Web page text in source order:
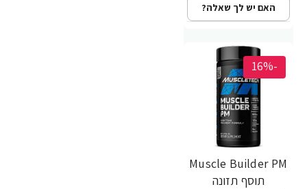
האם יש לך שאלה?
-16%
Muscle Builder PM
תוסף תזונה